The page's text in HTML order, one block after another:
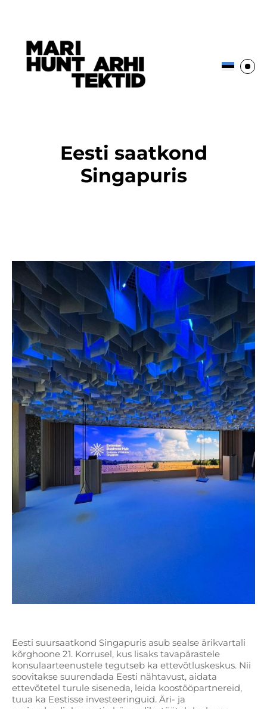
Eesti saatkond
Singapuris
Eesti suursaatkond Singapuris asub sealse ärikvartali
kõrghoone 21. Korrusel, kus lisaks tavapärastele
konsulaarteenustele tegutseb ka ettevõtluskeskus. Nii
soovitakse suurendada Eesti nähtavust, aidata
ettevõtetel turule siseneda, leida koostööpartnereid,
tuua ka Eestisse investeeringuid. Äri- ja